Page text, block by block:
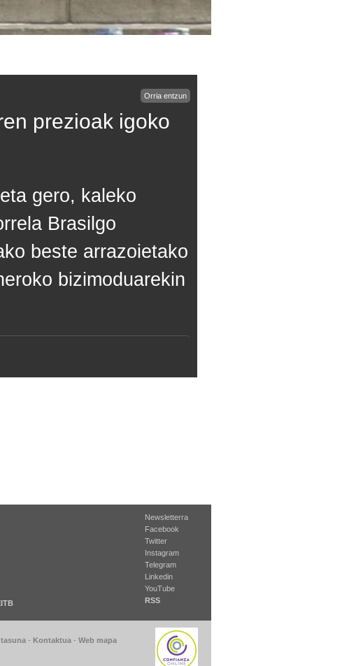
Orria entzun
prezioak igoko
gero, kaleko
Brasilgo
beste arrazoietako
bizimoduarekin
Newsletterra
Facebook
Twitter
Instagram
Telegram
Linkedin
YouTube
RSS
- Kontaktua - Web mapa